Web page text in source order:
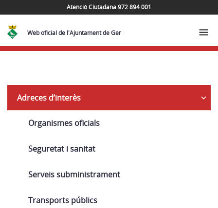
Atenció Ciutadana 972 894 001
Web oficial de l'Ajuntament de Ger
Navega
Adreces d’interès
Organismes oficials
Seguretat i sanitat
Serveis subministrament
Transports públics